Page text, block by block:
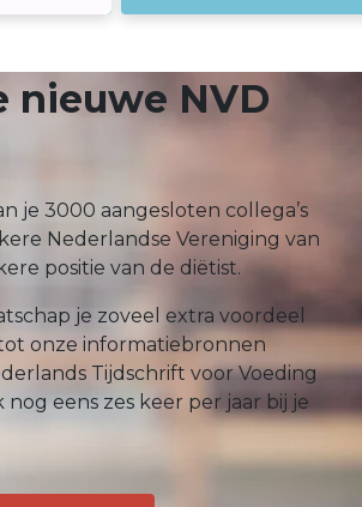
nieuwe NVD
je 3000 aangesloten collega’s
Nederlandse Vereniging van
positie van de diëtist.
je zoveel extra voordeel
onze informatiebronnen
Tijdschrift voor Voeding
eens zes keer per jaar bij je